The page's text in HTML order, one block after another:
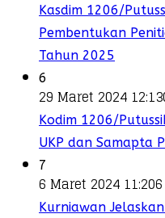
Kasdim 1206/
Pembentukan
Tahun 2025
6
29 Maret 2024 12:13
Kodim 1206/
UKP dan Samapta
7
6 Maret 2024 11:20
Kurniawan